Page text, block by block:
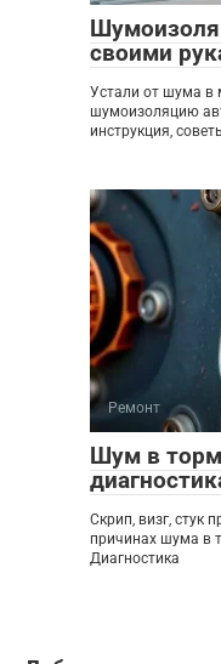
своими
Устали от шума в
шумоизоляцию
инструкция,
Ремонт
Шум в
Скрип, визг, стук
причинах шума в
Диагностика